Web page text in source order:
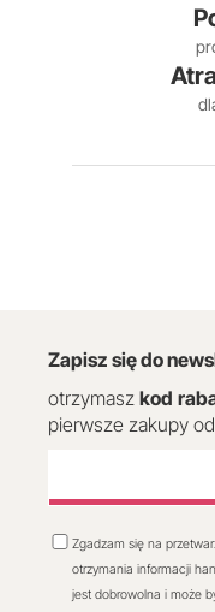
Zapisz się do
otrzymasz kod
pierwsze zakupy
Zgadzam się na
otrzymania informacji
jest dobrowolna i może